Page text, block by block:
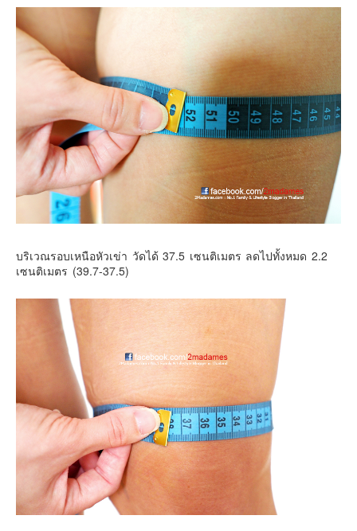
บริเวณรอบเหนือหัวเข่า วัดได้ 37.5 เซนติเมตร ลดไปทั้งหมด 2.2
เซนติเมตร (39.7-37.5)